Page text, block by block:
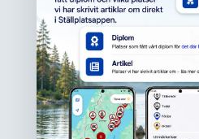
Ojdå!
Den här platsen